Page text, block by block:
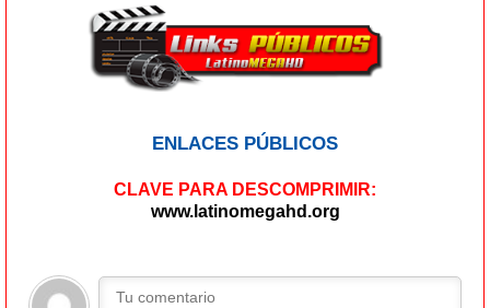
ENLACES PÚBLICOS
CLAVE PARA DESCOMPRIMIR:
www.latinomegahd.org